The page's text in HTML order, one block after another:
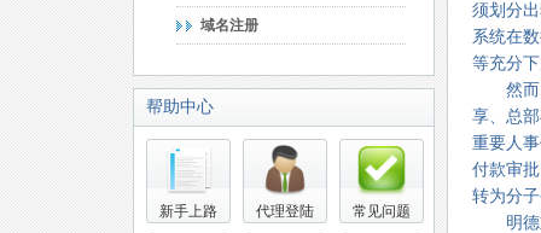
域名注册
帮助中心
新手上路 代理登陆 常见问题
须划分
系统在
等充分
然而，
享、总
重要人
付款审
转为分
明德重